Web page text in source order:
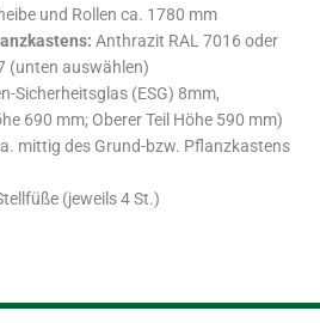
und Rollen ca. 1780 mm
Anthrazit RAL 7016 oder
(unten auswählen)
Sicherheitsglas (ESG) 8mm,
690 mm; Oberer Teil Höhe 590 mm)
mittig des Grund-bzw. Pflanzkastens
(jeweils 4 St.)